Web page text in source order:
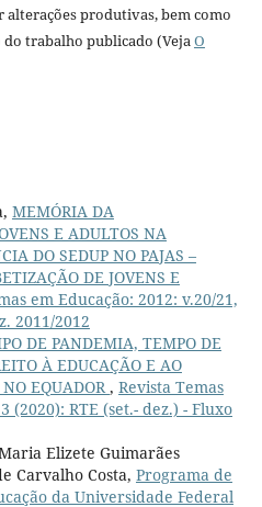
produtivas, bem como
trabalho publicado (VejaO
MEMÓRIA DA
E ADULTOS NA
DO SEDUP NO PAJAS –
DE JOVENS E
em Educação: 2012: v.20/21,
2011/2012
DE PANDEMIA, TEMPO DE
À EDUCAÇÃO E AO
EQUADOR, Revista Temas
(2020): RTE (set.- dez.) - Fluxo
Elizete Guimarães
Carvalho Costa, Programa de
da Universidade Federal